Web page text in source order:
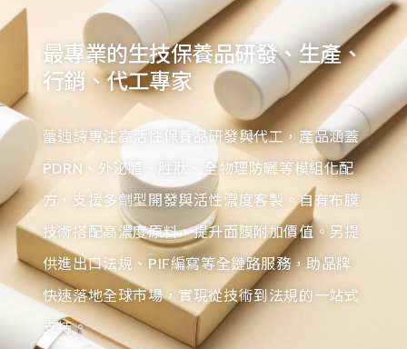
最專業的生技保養品研發、生產、
行銷、代工專家
蕾迪詩專注高活性保養品研發與代工，產品涵蓋
PDRN、外泌體、胜肽、全物理防曬等模組化配
方，支援多劑型開發與活性濃度客製。自有布膜
技術搭配高濃度原料，提升面膜附加價值。另提
供進出口法規、PIF編寫等全鏈路服務，助品牌
快速落地全球市場，實現從技術到法規的一站式
支持。